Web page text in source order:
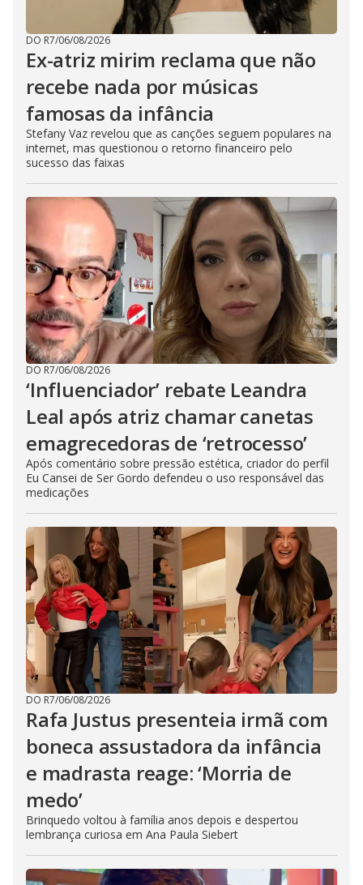
DO R7/06/08/2026
Ex-atriz mirim reclama que não
recebe nada por músicas
famosas da infância
Stefany Vaz revelou que as canções seguem populares na
internet, mas questionou o retorno financeiro pelo
sucesso das faixas
DO R7/06/08/2026
‘Influenciador’ rebate Leandra
Leal após atriz chamar canetas
emagrecedoras de ‘retrocesso’
Após comentário sobre pressão estética, criador do perfil
Eu Cansei de Ser Gordo defendeu o uso responsável das
medicações
DO R7/06/08/2026
Rafa Justus presenteia irmã com
boneca assustadora da infância
e madrasta reage: ‘Morria de
medo’
Brinquedo voltou à família anos depois e despertou
lembrança curiosa em Ana Paula Siebert